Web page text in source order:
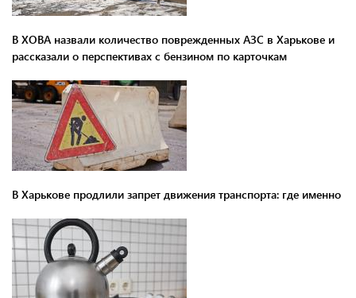
В ХОВА назвали количество поврежденных АЗС в Харькове и
рассказали о перспективах с бензином по карточкам
В Харькове продлили запрет движения транспорта: где именно